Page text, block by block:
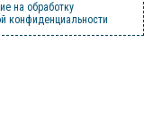
на обработку
конфиденциальности